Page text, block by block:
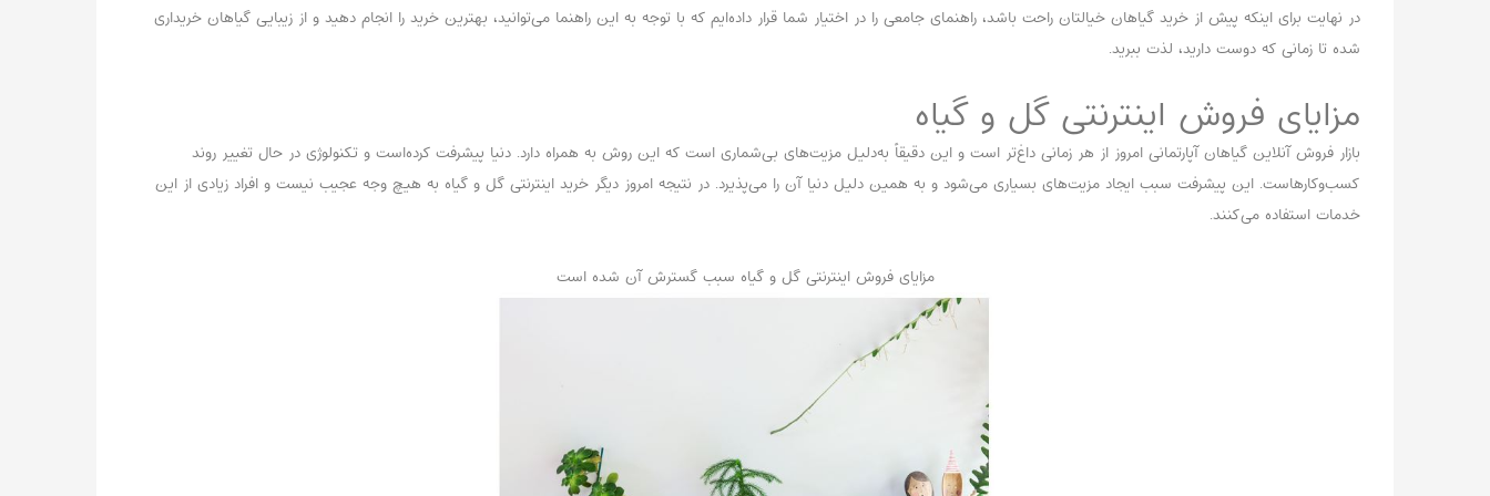
در نهایت برای اینکه پیش از خرید گیاهان خیالتان راحت باشد، راهنمای جامعی را در اختیار شما قرار داده‌ایم که با توجه به این راهنما می‌توانید، بهترین خرید را انجام دهید و از زیبایی گیاهان خریداری
شده تا زمانی که دوست دارید، لذت ببرید.
مزایای فروش اینترنتی گل و گیاه
بازار فروش آنلاین گیاهان آپارتمانی امروز از هر زمانی داغ‌تر است و این دقیقاً به‌دلیل مزیت‌های بی‌شماری است که این روش به همراه دارد. دنیا پیشرفت کرده‌است و تکنولوژی در حال تغییر روند
کسب‌وکارهاست. این پیشرفت سبب ایجاد مزیت‌های بسیاری می‌شود و به همین دلیل دنیا آن را می‌پذیرد. در نتیجه امروز دیگر خرید اینترنتی گل و گیاه به هیچ وجه عجیب نیست و افراد زیادی از این
خدمات استفاده می‌کنند.
مزایای فروش اینترنتی گل و گیاه سبب گسترش آن شده است